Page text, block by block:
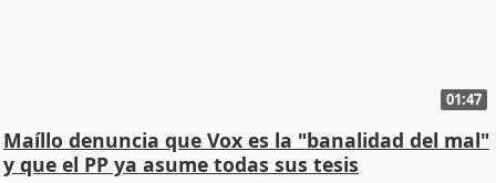
01:47
Maíllo denuncia que Vox es la "banalidad del mal"
y que el PP ya asume todas sus tesis